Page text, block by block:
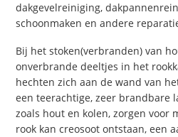
dakgevelreiniging,
schoonmaken en andere
Bij het stoken(verbranden) van
onverbrande deeltjes in het
hechten zich aan de wand van
een teerachtige, zeer brandbare
zoals hout en kolen, zorgen voor
rook kan creosoot ontstaan, een